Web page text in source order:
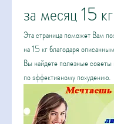
за месяц 15 кг
Эта страница поможет Вам
на 15 кг благодаря
Вы найдете полезные
по эффективному похудению.